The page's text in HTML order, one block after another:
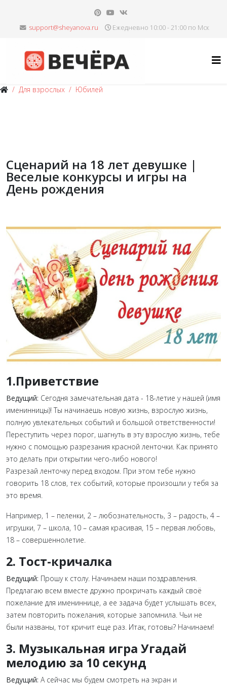
Ежедневно 10:00 - 21:00 по Мск
Для взрослых Юбилей
Сценарий на 18 лет девушке |
Веселые конкурсы и игры на
День рождения
1.Приветствие
Ведущий: Сегодня замечательная дата - 18-летие у нашей (имя
именинницы)! Ты начинаешь новую жизнь, взрослую жизнь,
полную увлекательных событий и большой ответственности!
Переступить через порог, шагнуть в эту взрослую жизнь, тебе
нужно с помощью разрезания красной ленточки. Как принято
это делать при открытии чего-либо нового!
Разрезай ленточку перед входом. При этом тебе нужно
говорить 18 слов, тех событий, которые произошли у тебя за
это время.
Например, 1 – пеленки, 2 – любознательность, 3 – радость, 4 –
игрушки, 7 – школа, 10 – самая красивая, 15 – первая любовь,
18 – совершеннолетие.
2. Тост-кричалка
Ведущий: Прошу к столу. Начинаем наши поздравления.
Предлагаю всем вместе дружно прокричать каждый своё
пожелание для имениннице, а ее задача будет услышать всех,
затем повторить пожелания, которые запомнила. Чьи не
были названы, тот кричит еще раз. Итак, готовы? Начинаем!
3. Музыкальная игра Угадай
мелодию за 10 секунд
Ведущий: А сейчас мы будем смотреть на экран и